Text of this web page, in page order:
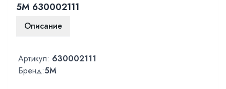
5M 630002111
Описание
Артикул: 630002111
Бренд:5M